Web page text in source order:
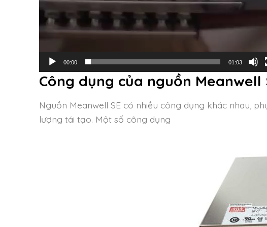
00:00 01:03
Công dụng của nguồn Meanwell
Nguồn Meanwell SE có nhiều công dụng khác nhau,
lượng tái tạo. Một số công dụng